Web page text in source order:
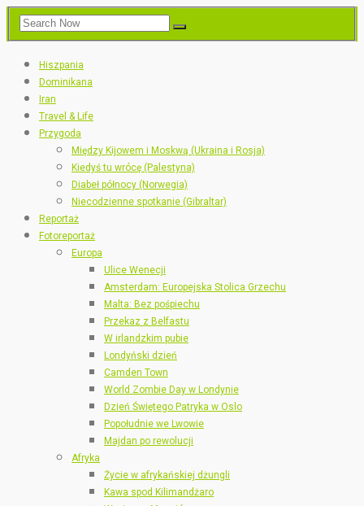
Hiszpania
Dominikana
Iran
Travel & Life
Przygoda
Między Kijowem i Moskwą (Ukraina i Rosja)
Kiedyś tu wrócę (Palestyna)
Diabeł północy (Norwegia)
Niecodzienne spotkanie (Gibraltar)
Reportaż
Fotoreportaż
Europa
Ulice Wenecji
Amsterdam: Europejska Stolica Grzechu
Malta: Bez pośpiechu
Przekaz z Belfastu
W irlandzkim pubie
Londyński dzień
Camden Town
World Zombie Day w Londynie
Dzień Świętego Patryka w Oslo
Popołudnie we Lwowie
Majdan po rewolucji
Afryka
Życie w afrykańskiej dżungli
Kawa spod Kilimandżaro